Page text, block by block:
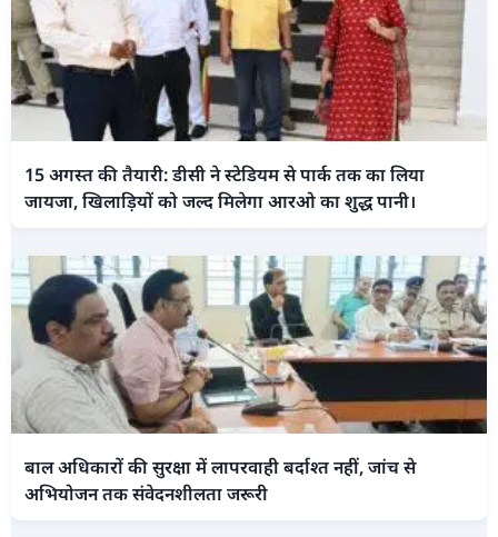
15 अगस्त की तैयारी: डीसी ने स्टेडियम से पार्क तक का लिया
जायजा, खिलाड़ियों को जल्द मिलेगा आरओ का शुद्ध पानी।
बाल अधिकारों की सुरक्षा में लापरवाही बर्दाश्त नहीं, जांच से
अभियोजन तक संवेदनशीलता जरूरी